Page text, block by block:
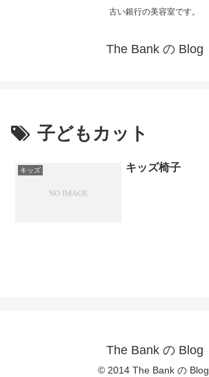
古い銀行の美容室です。
The Bank の Blog
子どもカット
キッズ キッズ椅子
The Bank の Blog
© 2014 The Bank の Blog.